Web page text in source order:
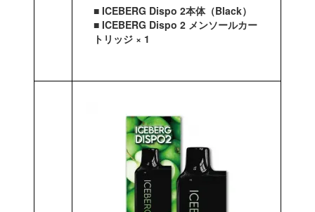
■ ICEBERG Dispo 2本体（Black）
■ ICEBERG Dispo 2 メンソールカー
トリッジ × 1